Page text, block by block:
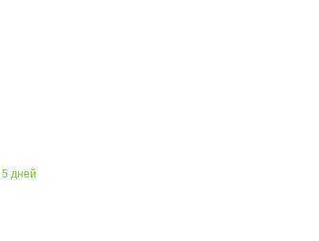
5 дней